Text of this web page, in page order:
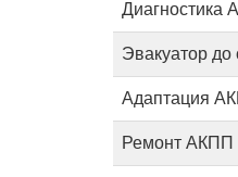
Диагностика
Эвакуатор
Адаптация
Ремонт АКПП